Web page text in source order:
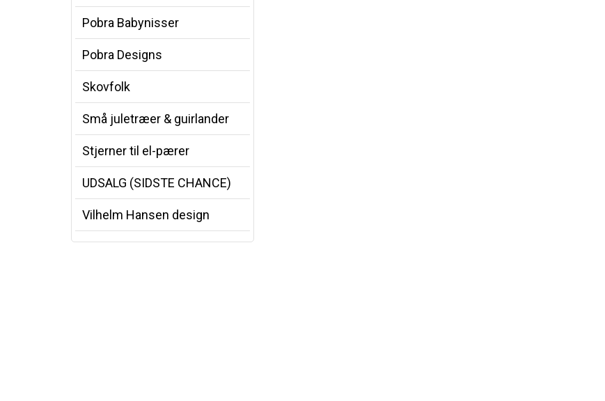
Pobra Babynisser
Pobra Designs
Skovfolk
Små juletræer & guirlander
Stjerner til el-pærer
UDSALG (SIDSTE CHANCE)
Vilhelm Hansen design